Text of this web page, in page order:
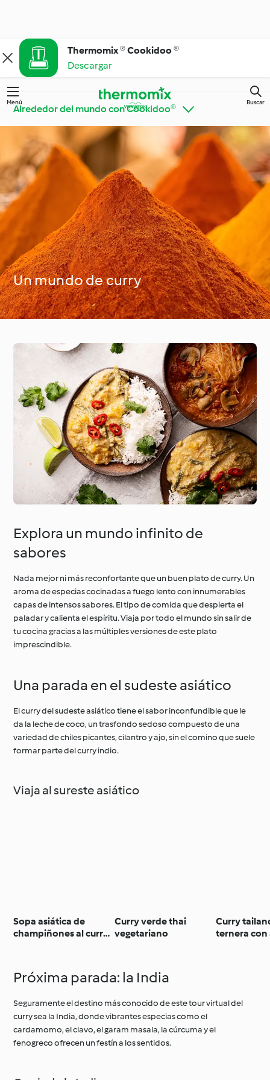
Thermomix ® Cookidoo ®
Descargar
Menú Buscar
Alrededor del mundo con Cookidoo®
Descubre Cookidoo®
Thermomix® Trucos y
consejos
Ingrediente destacado Cocina del día a día
Tendencias y dietas
especiales
Ocasiones especiales
Alrededor del mundo
con Cookidoo®
Clases de cocina con
Cookidoo®
Un mundo de curry
Explora un mundo infinito de
sabores
Nada mejor ni más reconfortante que un buen plato de curry. Un
aroma de especias cocinadas a fuego lento con innumerables
capas de intensos sabores. El tipo de comida que despierta el
paladar y calienta el espíritu. Viaja por todo el mundo sin salir de
tu cocina gracias a las múltiples versiones de este plato
imprescindible.
Una parada en el sudeste asiático
El curry del sudeste asiático tiene el sabor inconfundible que le
da la leche de coco, un trasfondo sedoso compuesto de una
variedad de chiles picantes, cilantro y ajo, sin el comino que suele
formar parte del curry indio.
Viaja al sureste asiático
Sopa asiática de
champiñones al curry
Curry verde thai
vegetariano
Curry
ternera con
Próxima parada: la India
Seguramente el destino más conocido de este tour virtual del
curry sea la India, donde vibrantes especias como el
cardamomo, el clavo, el garam masala, la cúrcuma y el
fenogreco ofrecen un festín a los sentidos.